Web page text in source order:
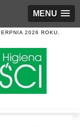
MENU
2026 ROKU.